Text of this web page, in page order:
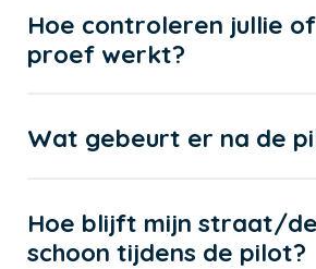
Hoe controleren jullie
proef werkt?
Wat gebeurt er na de
Hoe blijft mijn straat/
schoon tijdens de pilot?